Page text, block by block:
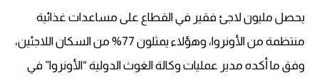
يحصل مليون لاجئ فقير في القطاع على مساعدات غذائية
منتظمة من الأونروا، وهؤلاء يمثلون 77% من السكان اللاجئين،
وفق ما أكده مدير عمليات وكالة الغوث الدولية “الأونروا” في